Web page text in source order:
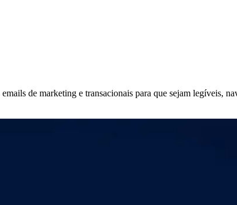
de marketing e transacionais para que sejam